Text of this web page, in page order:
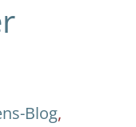
Blog,